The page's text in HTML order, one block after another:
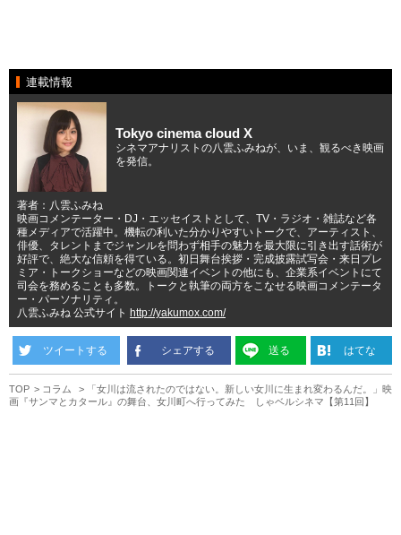
連載情報
Tokyo cinema cloud X
シネマアナリストの八雲ふみねが、いま、観るべき映画
を発信。
著者：八雲ふみね
映画コメンテーター・DJ・エッセイストとして、TV・ラジオ・雑誌など各
種メディアで活躍中。機転の利いた分かりやすいトークで、アーティスト、
俳優、タレントまでジャンルを問わず相手の魅力を最大限に引き出す話術が
好評で、絶大な信頼を得ている。初日舞台挨拶・完成披露試写会・来日プレ
ミア・トークショーなどの映画関連イベントの他にも、企業系イベントにて
司会を務めることも多数。トークと執筆の両方をこなせる映画コメンテータ
ー・パーソナリティ。
八雲ふみね 公式サイト
http://yakumox.com/
ツイートする シェアする 送る はてな
TOP コラム
「女川は流されたのではない。新しい女川に生まれ変わるんだ。」映
画『サンマとカタール』の舞台、女川町へ行ってみた しゃベルシネマ【第11回】